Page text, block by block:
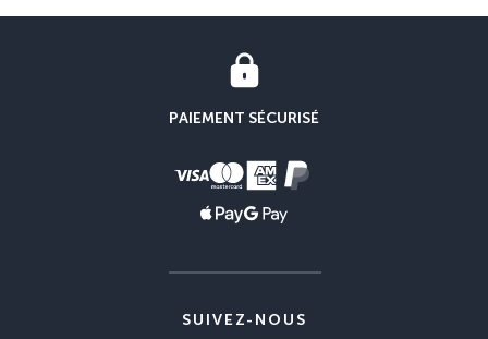
PAIEMENT SÉCURISÉ
SUIVEZ-NOUS